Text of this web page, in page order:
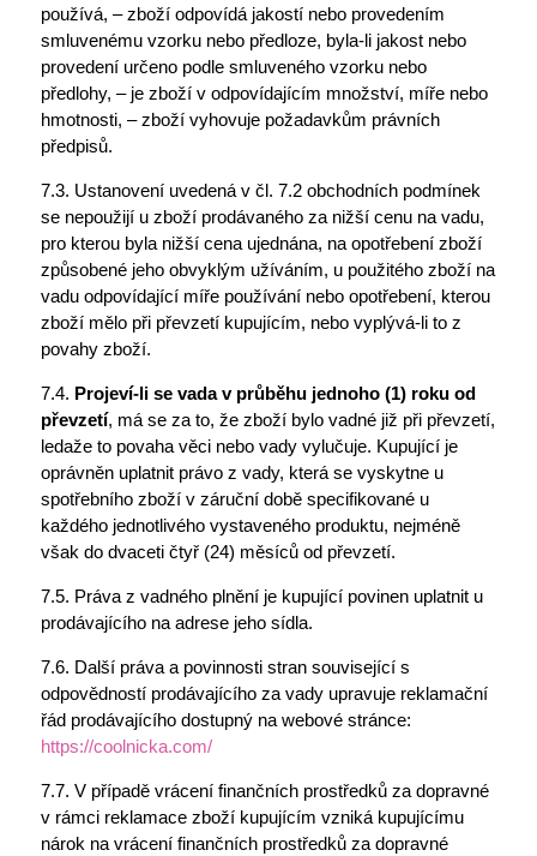
používá, – zboží odpovídá jakostí nebo provedením
smluvenému vzorku nebo předloze, byla-li jakost nebo
provedení určeno podle smluveného vzorku nebo
předlohy, – je zboží v odpovídajícím množství, míře nebo
hmotnosti, – zboží vyhovuje požadavkům právních
předpisů.
7.3. Ustanovení uvedená v čl. 7.2 obchodních podmínek
se nepoužijí u zboží prodávaného za nižší cenu na vadu,
pro kterou byla nižší cena ujednána, na opotřebení zboží
způsobené jeho obvyklým užíváním, u použitého zboží na
vadu odpovídající míře používání nebo opotřebení, kterou
zboží mělo při převzetí kupujícím, nebo vyplývá-li to z
povahy zboží.
7.4. Projeví-li se vada v průběhu jednoho (1) roku od
převzetí, má se za to, že zboží bylo vadné již při převzetí,
ledaže to povaha věci nebo vady vylučuje. Kupující je
oprávněn uplatnit právo z vady, která se vyskytne u
spotřebního zboží v záruční době specifikované u
každého jednotlivého vystaveného produktu, nejméně
však do dvaceti čtyř (24) měsíců od převzetí.
7.5. Práva z vadného plnění je kupující povinen uplatnit u
prodávajícího na adrese jeho sídla.
7.6. Další práva a povinnosti stran související s
odpovědností prodávajícího za vady upravuje reklamační
řád prodávajícího dostupný na webové stránce:
https://coolnicka.com/
7.7. V případě vrácení finančních prostředků za dopravné
v rámci reklamace zboží kupujícím vzniká kupujícímu
nárok na vrácení finančních prostředků za dopravné